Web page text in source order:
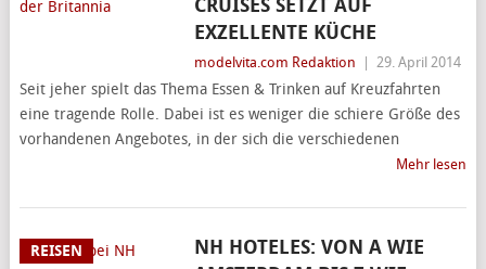
CRUISES SETZT AUF
EXZELLENTE KÜCHE
modelvita.com Redaktion 29. April 2014
Seit jeher spielt das Thema Essen & Trinken auf Kreuzfahrten
eine tragende Rolle. Dabei ist es weniger die schiere Größe des
vorhandenen Angebotes, in der sich die verschiedenen
Mehr lesen
REISEN
NH HOTELES: VON A WIE